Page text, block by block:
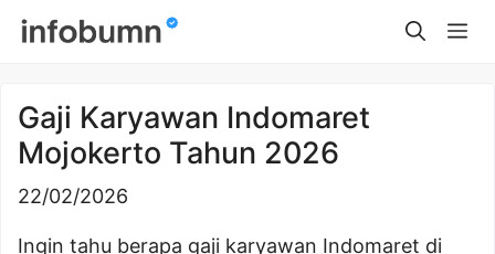
Skip
Gaji Karyawan Indomaret
Mojokerto Tahun 2026
22/02/2026
Ingin tahu berapa gaji karyawan Indomaret di